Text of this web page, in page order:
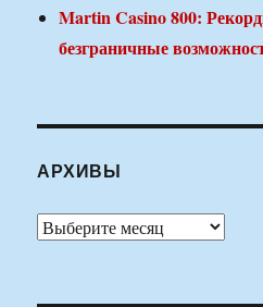
Martin Casino 800:
безграничные
АРХИВЫ
Архивы